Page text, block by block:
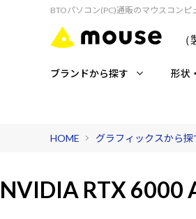
BTOパソコン(PC)通販のマウスコンピ
ブランドから探す 形状
HOME グラフィックスから探
NVIDIA RTX 6000